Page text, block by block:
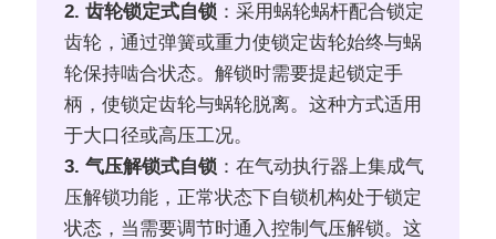
2. 齿轮锁定式自锁 ：采用蜗轮蜗杆配合锁定
齿轮，通过弹簧或重力使锁定齿轮始终与蜗
轮保持啮合状态。解锁时需要提起锁定手
柄，使锁定齿轮与蜗轮脱离。这种方式适用
于大口径或高压工况。
3. 气压解锁式自锁 ：在气动执行器上集成气
压解锁功能，正常状态下自锁机构处于锁定
状态，当需要调节时通入控制气压解锁。这